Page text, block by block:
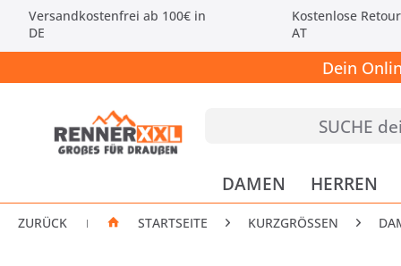
Versandkostenfrei ab 100€ in
DE
Kostenlose
AT
Dein
DAMEN HERREN
ZURÜCK | STARTSEITE KURZGRÖSSEN